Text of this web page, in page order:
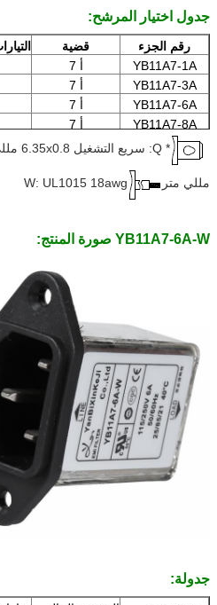
جدول اختيار المرشح:
رقم الجزء قضية
YB11A7-1A
أ 7
YB11A7-3A أ 7
YB11A7-6A
أ 7
YB11A7-8A أ 7
YB11A7-10A
أ 7 * Q: سريع التشغيل 6.35x0.8 مللي متر
مللي متر W: UL1015 18awg
YB11A7-6A-W صورة المنتج:
جدولة: